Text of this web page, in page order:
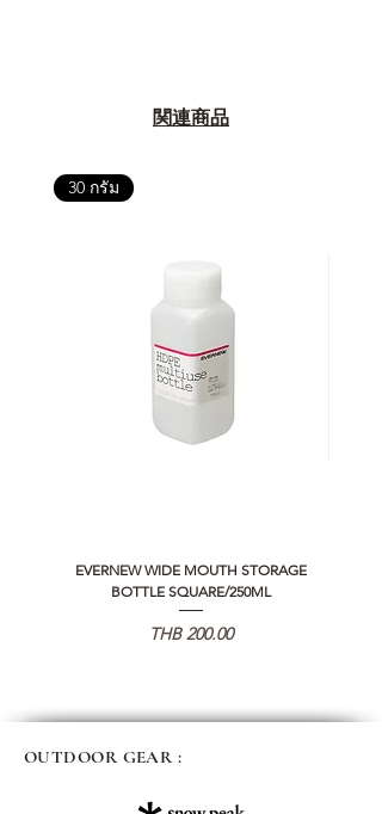
関連商品
30 กรัม
EVERNEW WIDE MOUTH STORAGE
BOTTLE SQUARE/250ML
価格
THB 200.00
OUTDOOR GEAR :